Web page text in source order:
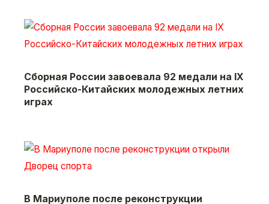
Сборная России завоевала 92 медали на IX
Российско-Китайских молодежных летних
играх
В Мариуполе после реконструкции